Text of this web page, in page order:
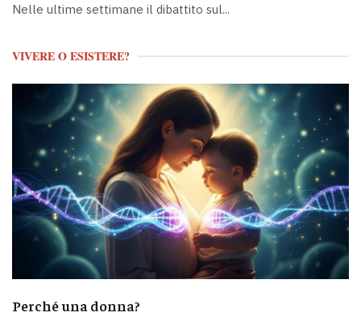
Nelle ultime settimane il dibattito sul...
VIVERE O ESISTERE?
Perché una donna?